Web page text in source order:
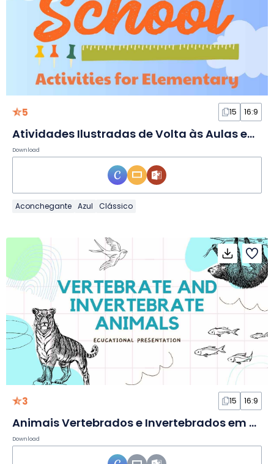
5 15 16:9
Atividades Ilustradas de Volta às Aulas em Slides
Download
Aconchegante Azul Clássico
3 15 16:9
Animais Vertebrados e Invertebrados em Slides
Download